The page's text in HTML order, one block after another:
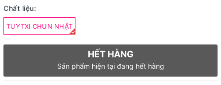
Chất liệu:
TUYTXI CHUN NHẬT
HẾT HÀNG
Sản phẩm hiện tại đang hết hàng